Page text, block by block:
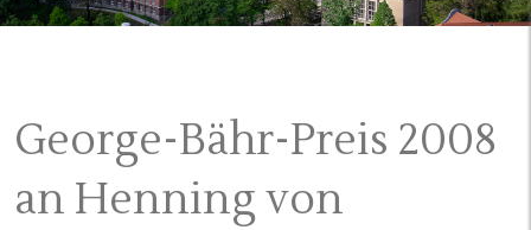
George-Bähr-Preis 2008
an Henning von